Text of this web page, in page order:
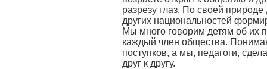
разрезу глаз. По своей
других национальностей
Мы много говорим детям об их
каждый член общества.
поступков, а мы, педагоги,
друг к другу.